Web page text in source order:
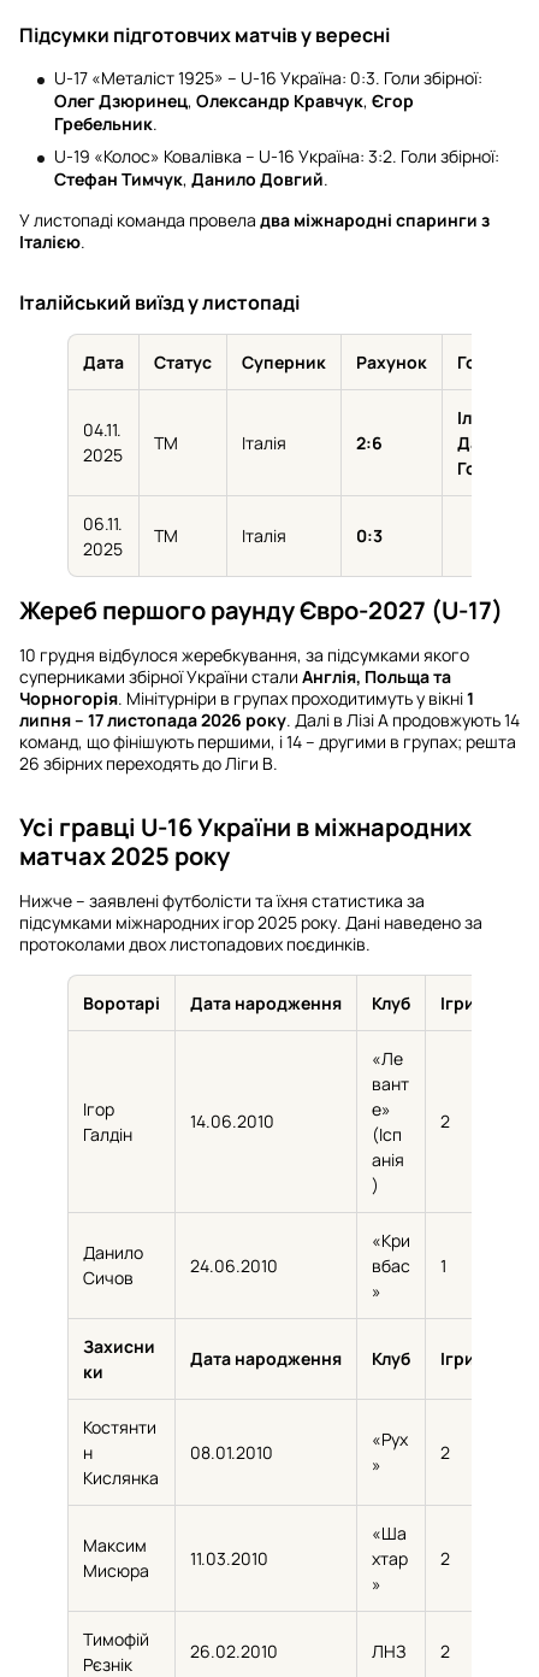
Підсумки підготовчих матчів у вересні
U-17 «Металіст 1925» – U-16 Україна: 0:3. Голи збірної:
Олег Дзюринец, Олександр Кравчук, Єгор
Гребельник.
U-19 «Колос» Ковалівка – U-16 Україна: 3:2. Голи збірної:
Стефан Тимчук, Данило Довгий.
У листопаді команда провела два міжнародні спаринги з
Італією.
Італійський виїзд у листопаді
Дата Статус Суперник Рахунок Голи
04.11.
2025
ТМ Італія 2:6
Ілля
Дамір
Гонченко
06.11.
2025
ТМ Італія 0:3
Жереб першого раунду Євро-2027 (U-17)
10 грудня відбулося жеребкування, за підсумками якого
суперниками збірної України стали Англія, Польща та
Чорногорія. Мінітурніри в групах проходитимуть у вікні1
липня – 17 листопада 2026 року. Далі в Лізі А продовжують 14
команд, що фінішують першими, і 14 – другими в групах; решта
26 збірних переходять до Ліги B.
Усі гравці U-16 України в міжнародних
матчах 2025 року
Нижче – заявлені футболісти та їхня статистика за
підсумками міжнародних ігор 2025 року. Дані наведено за
протоколами двох листопадових поєдинків.
Воротарі Дата народження Клуб Ігри
Ігор
Галдін
14.06.2010
«Ле
вант
е»
(Ісп
анія
)
2
Данило
Сичов
24.06.2010
«Кри
вбас
»
1
Захисни
ки
Дата народження Клуб Ігри
Костянти
н
Кислянка
08.01.2010
«Рух
»
2
Максим
Мисюра
11.03.2010
«Ша
хтар
»
2
Тимофій
Рєзнік
26.02.2010 ЛНЗ 2